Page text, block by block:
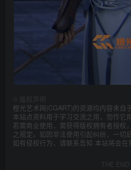
版权声明
橙光艺术网(CGART)的资源均内容来自
本站点资料用于学习交流之用，勿作它用
若需商业使用，需获得版权拥有者授权
之规定。如因非法使用引起纠纷，一切
如有侵权行为，请联系告知 本站将会在
THE END